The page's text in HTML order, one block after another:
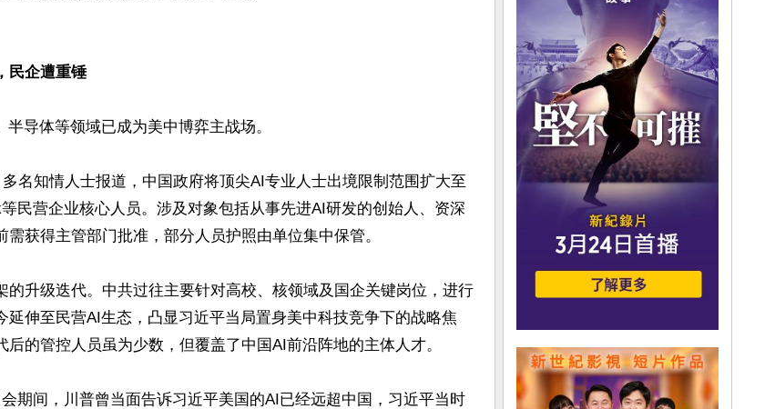
民企遭重锤
导体等领域已成为美中博弈主战场。
名知情人士报道，中国政府将顶尖AI专业人士出境限制范围扩大至
民营企业核心人员。涉及对象包括从事先进AI研发的创始人、资深
需获得主管部门批准，部分人员护照由单位集中保管。
的升级迭代。中共过往主要针对高校、核领域及国企关键岗位，进行
延伸至民营AI生态，凸显习近平当局置身美中科技竞争下的战略焦
后的管控人员虽为少数，但覆盖了中国AI前沿阵地的主体人才。
期间，川普曾当面告诉习近平美国的AI已经远超中国，习近平当时